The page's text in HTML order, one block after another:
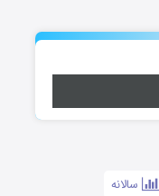
سالانه